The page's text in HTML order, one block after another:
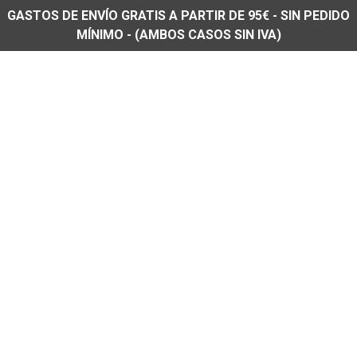
GASTOS DE ENVÍO GRATIS A PARTIR DE 95€ - SIN PEDIDO
MÍNIMO - (AMBOS CASOS SIN IVA)